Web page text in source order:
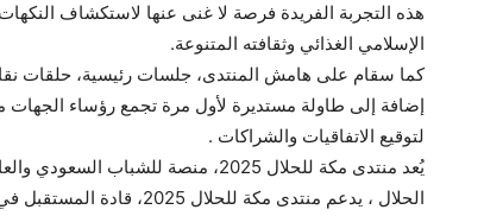
هذه التجربة الفريدة فرصة لا غنى عنها لاستكشاف النكهات
الإسلامي الغذائي وثقافته المتنوعة.
كما سقام على هامش المنتدى، جلسات رئيسية،
إضافة إلى طاولة مستديرة لأول مرة تجمع رؤساء الجهات
لتوقيع الاتفاقيات والشراكات .
يُعد منتدى مكة للحلال 2025، منصة
الحلال ، يدعم منتدى مكة